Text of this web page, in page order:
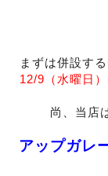
まずは併設す
12/9（水曜日
尚、当店
アップガレ